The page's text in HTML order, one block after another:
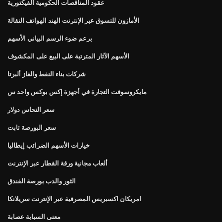
عقود المناقصات الحكومية الفيكتورية
الأمازون للتسوق عبر الإنترنت الهند الهواتف النقالة
برعم ضوء الرسم البياني الأسهم
الأسهم الآثار المترتبة على البيع على المكشوف
شركات بناء النفط والغاز ألبرتا
مايكروسوفت التجارة في أجهزة إكس بوكس ​​واحد س
سعر النحاس دولار
سعر البورصة ثابت
خيارات الأسهم الضرائب إيطاليا
ألعاب مجانية ورقة القطار عبر الإنترنت
الثور والدب بورصة الفندق
امريكان اكسبريس المصرفية عبر الإنترنت سريلانكا
معنى السبابة عصابة